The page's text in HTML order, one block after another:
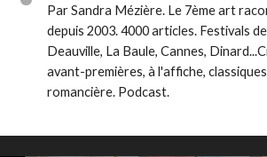
Par Sandra Mézière. Le 7ème art
depuis 2003. 4000 articles. Festivals
Deauville, La Baule, Cannes,
avant-premières, à l'affiche,
romancière. Podcast.